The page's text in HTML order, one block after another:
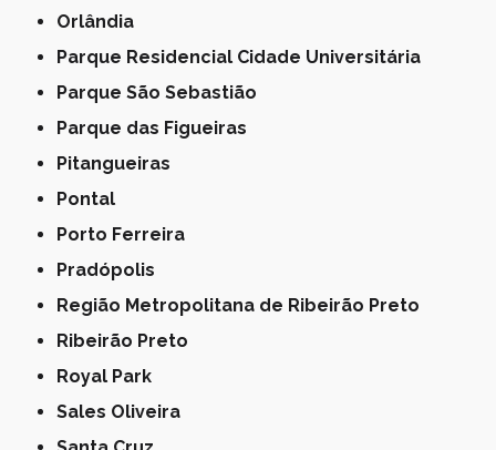
Orlândia
Parque Residencial Cidade Universitária
Parque São Sebastião
Parque das Figueiras
Pitangueiras
Pontal
Porto Ferreira
Pradópolis
Região Metropolitana de Ribeirão Preto
Ribeirão Preto
Royal Park
Sales Oliveira